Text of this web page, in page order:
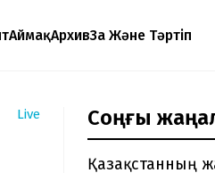
АймақАрхивЗаң Және Тәртіп
Live Соңғы
Қазақстанның